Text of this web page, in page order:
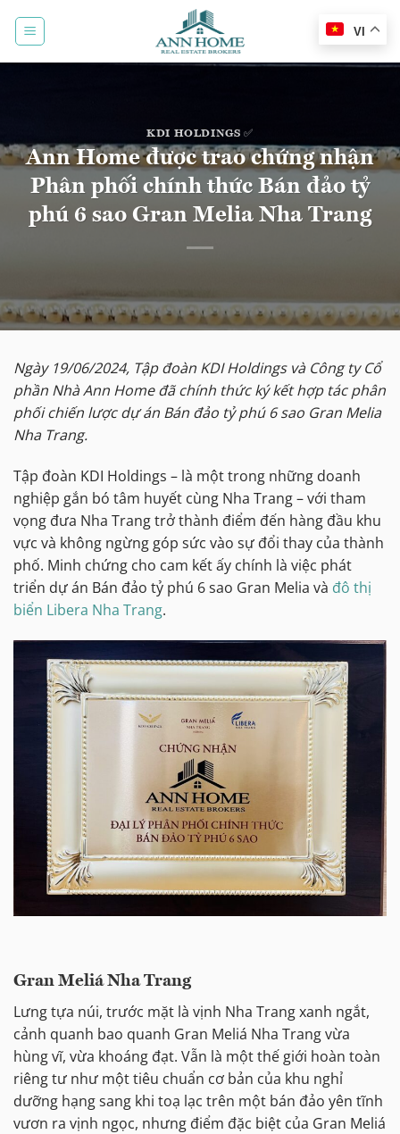
qua
VI
KDI HOLDINGS ✅
Ann Home được trao chứng nhận
Phân phối chính thức Bán đảo tỷ
phú 6 sao Gran Melia Nha Trang
Ngày 19/06/2024, Tập đoàn KDI Holdings và Công ty Cổ
phần Nhà Ann Home đã chính thức ký kết hợp tác phân
phối chiến lược dự án Bán đảo tỷ phú 6 sao Gran Melia
Nha Trang.
Tập đoàn KDI Holdings – là một trong những doanh
nghiệp gắn bó tâm huyết cùng Nha Trang – với tham
vọng đưa Nha Trang trở thành điểm đến hàng đầu khu
vực và không ngừng góp sức vào sự đổi thay của thành
phố. Minh chứng cho cam kết ấy chính là việc phát
triển dự án Bán đảo tỷ phú 6 sao Gran Melia và đô thị
biển Libera Nha Trang.
Gran Meliá Nha Trang
Lưng tựa núi, trước mặt là vịnh Nha Trang xanh ngắt,
cảnh quanh bao quanh Gran Meliá Nha Trang vừa
hùng vĩ, vừa khoáng đạt. Vẫn là một thế giới hoàn toàn
riêng tư như một tiêu chuẩn cơ bản của khu nghỉ
dưỡng hạng sang khi toạ lạc trên một bán đảo yên tĩnh
vươn ra vịnh ngọc, nhưng điểm đặc biệt của Gran Meliá